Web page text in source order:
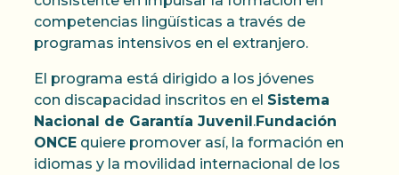
competencias lingüísticas a través de
programas intensivos en el extranjero.
El programa está dirigido a los jóvenes
con discapacidad inscritos en el Sistema
Nacional de Garantía Juvenil.Fundación
ONCE quiere promover así, la formación en
idiomas y la movilidad internacional de los